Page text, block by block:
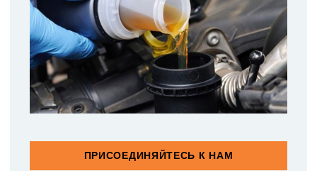
ПРИСОЕДИНЯЙТЕСЬ К НАМ